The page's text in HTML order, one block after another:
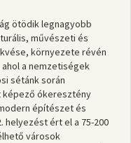
ötödik legnagyobb
művészeti és
környezete révén
a nemzetiségek
sétánk során
képező ókeresztény
építészet és
helyezést ért el a 75-200
városok